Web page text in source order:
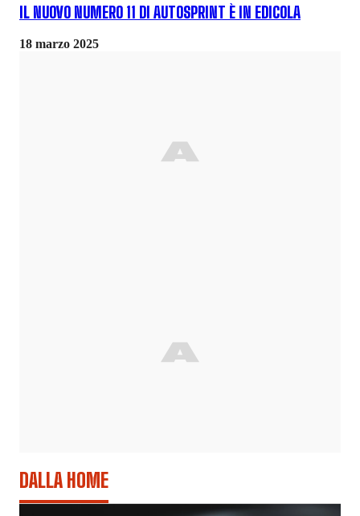
IL NUOVO NUMERO 11 DI AUTOSPRINT È IN EDICOLA
18 marzo 2025
DALLA HOME